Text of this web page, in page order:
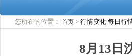
您所在的位置： 首页 > 行情变化 每日行
8月13日